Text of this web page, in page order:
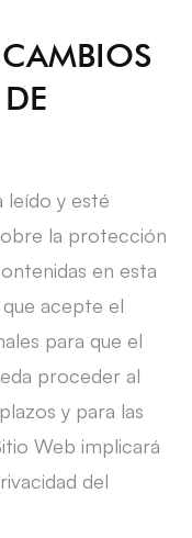
leído y esté
la protección
en esta
acepte el
para que el
proceder al
y para las
Web implicará
del